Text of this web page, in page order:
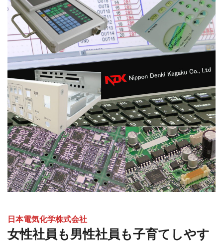
日本電気化学株式会社
⼥性社員も男性社員も⼦育てしやす